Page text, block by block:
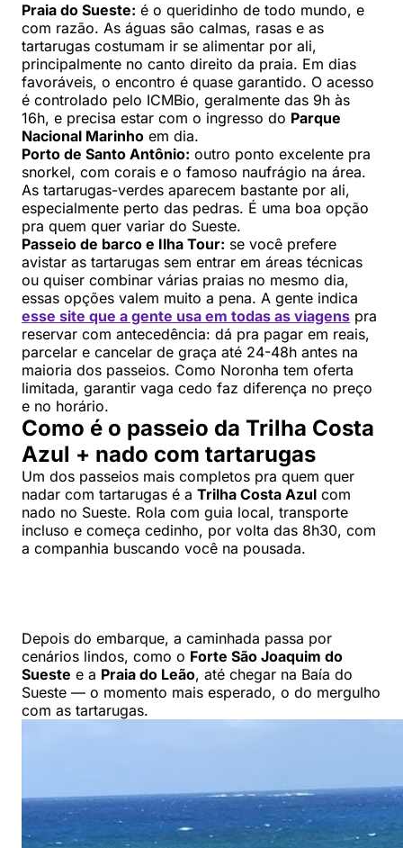
Praia do Sueste: é o queridinho de todo mundo, e
com razão. As águas são calmas, rasas e as
tartarugas costumam ir se alimentar por ali,
principalmente no canto direito da praia. Em dias
favoráveis, o encontro é quase garantido. O acesso
é controlado pelo ICMBio, geralmente das 9h às
16h, e precisa estar com o ingresso do Parque
Nacional Marinho em dia.
Porto de Santo Antônio: outro ponto excelente pra
snorkel, com corais e o famoso naufrágio na área.
As tartarugas-verdes aparecem bastante por ali,
especialmente perto das pedras. É uma boa opção
pra quem quer variar do Sueste.
Passeio de barco e Ilha Tour: se você prefere
avistar as tartarugas sem entrar em áreas técnicas
ou quiser combinar várias praias no mesmo dia,
essas opções valem muito a pena. A gente indica
esse site que a gente usa em todas as viagens pra
reservar com antecedência: dá pra pagar em reais,
parcelar e cancelar de graça até 24-48h antes na
maioria dos passeios. Como Noronha tem oferta
limitada, garantir vaga cedo faz diferença no preço
e no horário.
Como é o passeio da Trilha Costa
Azul + nado com tartarugas
Um dos passeios mais completos pra quem quer
nadar com tartarugas é a Trilha Costa Azul com
nado no Sueste. Rola com guia local, transporte
incluso e começa cedinho, por volta das 8h30, com
a companhia buscando você na pousada.
Depois do embarque, a caminhada passa por
cenários lindos, como o Forte São Joaquim do
Sueste e a Praia do Leão, até chegar na Baía do
Sueste — o momento mais esperado, o do mergulho
com as tartarugas.